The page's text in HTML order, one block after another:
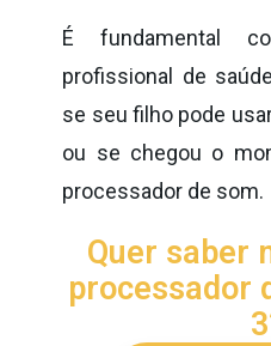
É fundamental
profissional de
se seu filho pode
ou se chegou o
processador de som.
Quer saber
processador